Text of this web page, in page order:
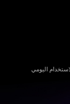
الاستخدام اليومي